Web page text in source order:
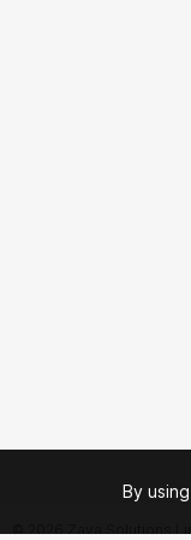
© 2026 Zaya Solutions
By